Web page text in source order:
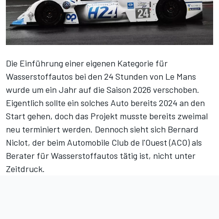
Die Einführung einer eigenen Kategorie für
Wasserstoffautos bei den 24 Stunden von Le Mans
wurde um ein Jahr auf die Saison 2026 verschoben.
Eigentlich sollte ein solches Auto bereits 2024 an den
Start gehen, doch das Projekt musste bereits zweimal
neu terminiert werden. Dennoch sieht sich Bernard
Niclot, der beim Automobile Club de l'Ouest (ACO) als
Berater für Wasserstoffautos tätig ist, nicht unter
Zeitdruck.